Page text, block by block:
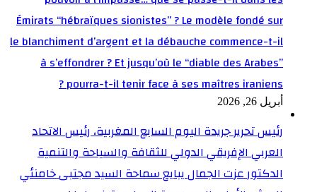
Émirats “hébraïques sionistes” ? Le modèle fondé sur
le blanchiment d’argent et la débauche commence-t-il
à s’effondrer ? Et jusqu’où le “diable des Arabes”
pourra-t-il tenir face à ses maîtres iraniens ?
أبريل 26, 2026
رئيس تحرير جريدة اليوم السابع المغربية، رئيس الاتحاد
العربي الإفريقي الدولي للثقافة والسياحة والتنمية
الدكتور عزت الجمال يبايع سماحة السيد مجتبى خامنئي